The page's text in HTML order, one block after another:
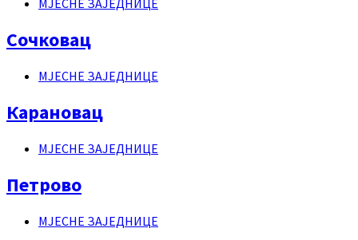
МЈЕСНЕ ЗАЈЕДНИЦЕ
Сочковац
МЈЕСНЕ ЗАЈЕДНИЦЕ
Карановац
МЈЕСНЕ ЗАЈЕДНИЦЕ
Петрово
МЈЕСНЕ ЗАЈЕДНИЦЕ